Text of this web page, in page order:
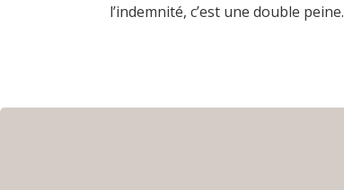
l’indemnité, c’est une double peine.